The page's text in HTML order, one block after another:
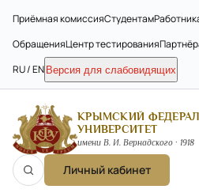
Приёмная комиссияСтудентам
ОбращенияЦентр тестирования
RU / EN Версия для слабовидящих
КРЫМСКИЙ
УНИВЕРСИТЕТ
имени В. И. Вернадского · 1918
Личный кабинет